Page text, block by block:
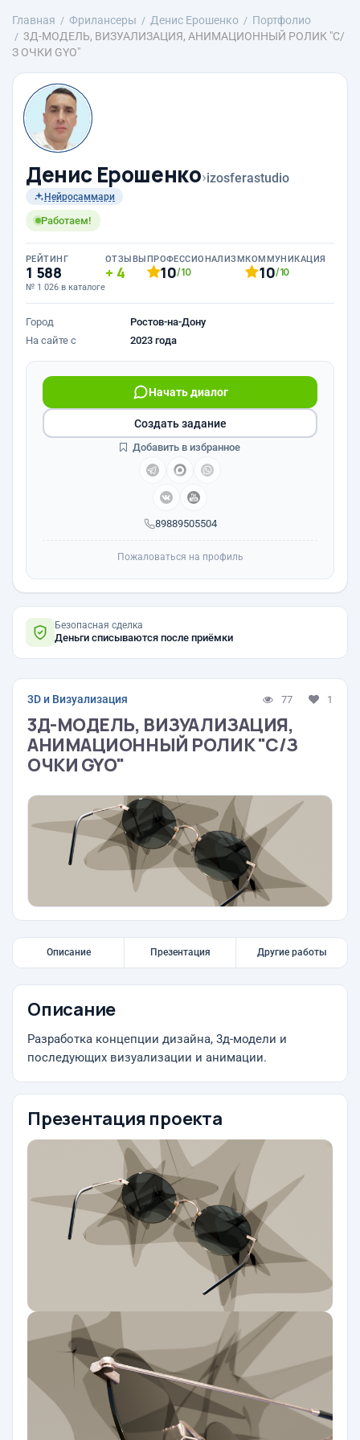
Главная Фрилансеры Денис Ерошенко
Портфолио
3Д-МОДЕЛЬ, ВИЗУАЛИЗАЦИЯ, АНИМАЦИОННЫЙ РОЛИК "С/
З ОЧКИ GYO"
Денис Ерошенко›izosferastudio
Нейросаммари
Работаем!
РЕЙТИНГ
1 588
№ 1 026 в каталоге
ОТЗЫВЫ
4
ПРОФЕССИОНАЛИЗМ
10/10
КОММУНИКАЦИЯ
10/10
Город
Ростов-на-Дону
На сайте с
2023 года
89889505504
Начать диалог
Создать задание
Добавить в избранное
Пожаловаться на профиль
Безопасная сделка
Деньги списываются после приёмки
3D и Визуализация 77 1
3Д-МОДЕЛЬ, ВИЗУАЛИЗАЦИЯ,
АНИМАЦИОННЫЙ РОЛИК "С/З
ОЧКИ GYO"
Описание Презентация Другие работы
Описание
Разработка концепции дизайна, 3д-модели и
последующих визуализации и анимации.
Презентация проекта